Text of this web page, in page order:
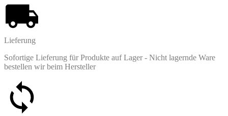
Lieferung
Sofortige Lieferung für Produkte auf Lager - Nicht lagernde Ware
bestellen wir beim Hersteller